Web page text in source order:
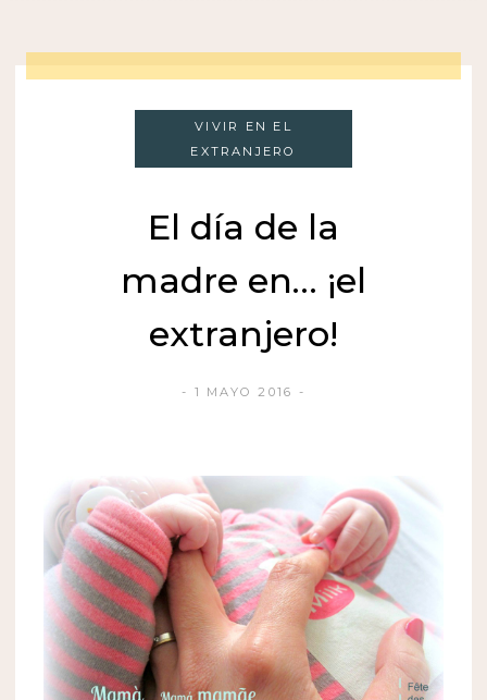
VIVIR EN EL
EXTRANJERO
El día de la
madre en… ¡el
extranjero!
1 MAYO 2016